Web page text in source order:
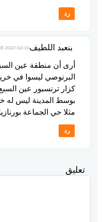
رد
بنعبد اللطيف2022-02-10 06:30:48
أرى أن منطقة عين
البرنوصي ليسوا في
بوسط المدينة ليس له
مثلا حي الجماعة
رد
تعليق